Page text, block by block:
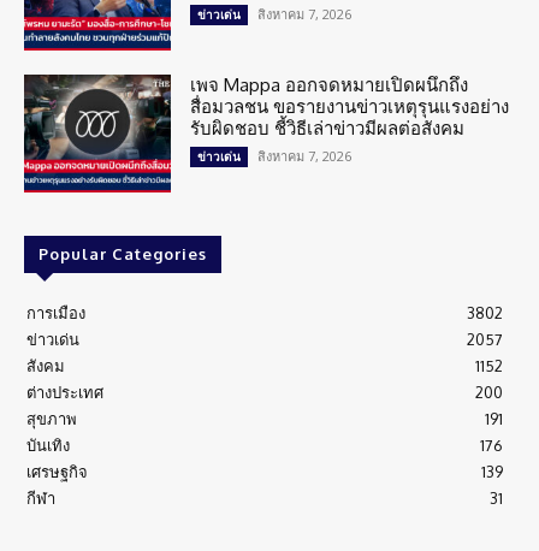
ข่าวเด่น สิงหาคม 7, 2026
เพจ Mappa ออกจดหมายเปิดผนึกถึง
สื่อมวลชน ขอรายงานข่าวเหตุรุนแรงอย่าง
รับผิดชอบ ชี้วิธีเล่าข่าวมีผลต่อสังคม
ข่าวเด่น สิงหาคม 7, 2026
Popular Categories
การเมือง
3802
ข่าวเด่น
2057
สังคม
1152
ต่างประเทศ
200
สุขภาพ
191
บันเทิง
176
เศรษฐกิจ
139
กีฬา
31